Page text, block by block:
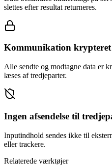
slettes efter resultat returneres.
Kommunikation
Alle sendte og modtagne data er
læses af tredjeparter.
Ingen afsendelse til
Inputindhold sendes ikke til
eller trackere.
Relaterede værktøjer